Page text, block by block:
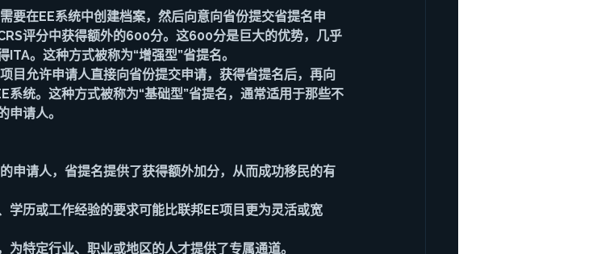
要在EE系统中创建档案，然后向意向省份提交省提名申
评分中获得额外的600分。这600分是巨大的优势，几乎
。这种方式被称为“增强型”省提名。
目允许申请人直接向省份提交申请，获得省提名后，再向
系统。这种方式被称为“基础型”省提名，通常适用于那些不
申请人。
申请人，省提名提供了获得额外加分，从而成功移民的有
学历或工作经验的要求可能比联邦EE项目更为灵活或宽
特定行业、职业或地区的人才提供了专属通道。